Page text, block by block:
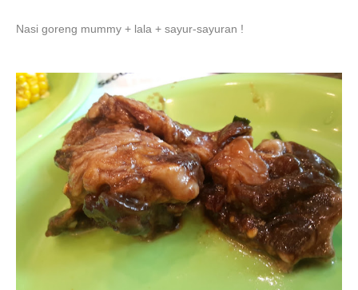
Nasi goreng mummy + lala + sayur-sayuran !